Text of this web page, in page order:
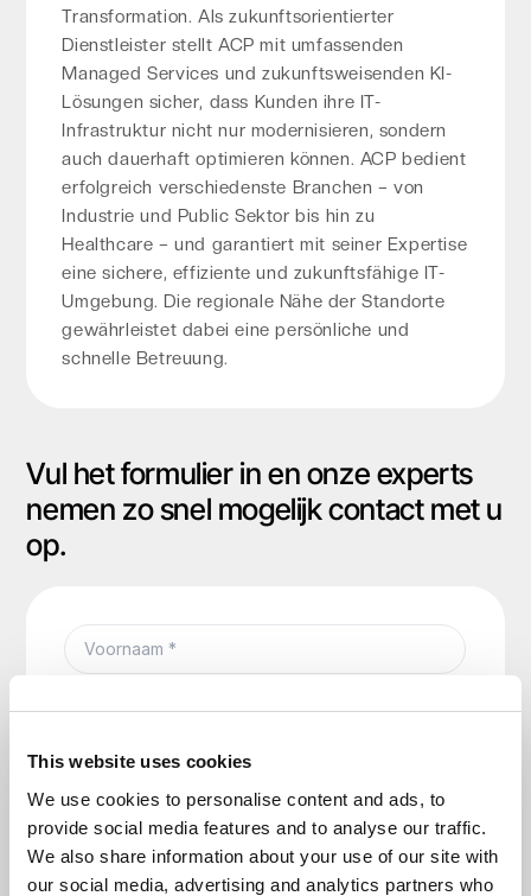
This website uses cookies
We use cookies to personalise content and ads, to
provide social media features and to analyse our traffic.
We also share information about your use of our site with
our social media, advertising and analytics partners who
Transformation. Als zukunftsorientierter
Dienstleister stellt ACP mit umfassenden
Managed Services und zukunftsweisenden KI-
Lösungen sicher, dass Kunden ihre IT-
Infrastruktur nicht nur modernisieren, sondern
auch dauerhaft optimieren können. ACP bedient
erfolgreich verschiedenste Branchen – von
Industrie und Public Sektor bis hin zu
Healthcare – und garantiert mit seiner Expertise
eine sichere, effiziente und zukunftsfähige IT-
Umgebung. Die regionale Nähe der Standorte
gewährleistet dabei eine persönliche und
schnelle Betreuung.
Vul het formulier in en onze experts
nemen zo snel mogelijk contact met u
op.